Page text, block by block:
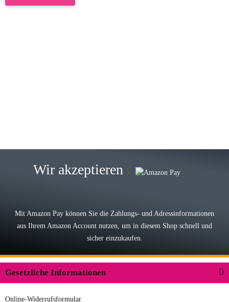
Lieferung, man kann bedenkenlos
Der Koffer macht einen sehr soliden
Wir akzeptieren
Mit Amazon Pay können Sie die Zahlungs- und Adressinformationen
aus Ihrem Amazon Account nutzen, um in diesem Shop schnell und
sicher einzukaufen.
Gesetzliche Informationen
Online-Widerrufsformular